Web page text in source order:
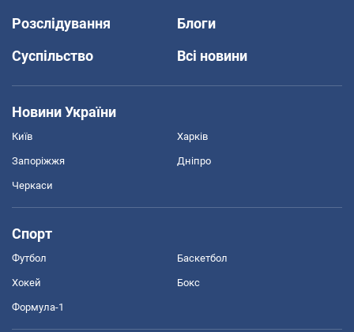
Розслідування
Блоги
Суспільство
Всі новини
Новини України
Київ Харків
Запоріжжя Дніпро
Черкаси
Спорт
Футбол Баскетбол
Хокей Бокс
Формула-1